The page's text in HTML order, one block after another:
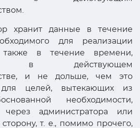
хранит данные в течение
для реализации
также в течение времени,
в действующем
и не дольше, чем это
для целей, вытекающих из
необходимости,
через администратора или
т. е., помимо прочего,